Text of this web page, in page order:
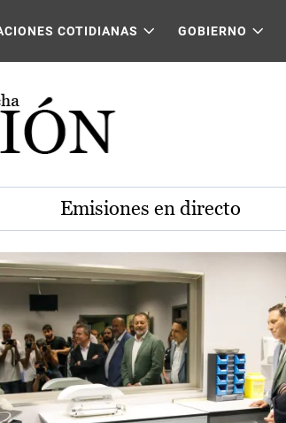
COTIDIANAS GOBIERNO
Emisiones en directo